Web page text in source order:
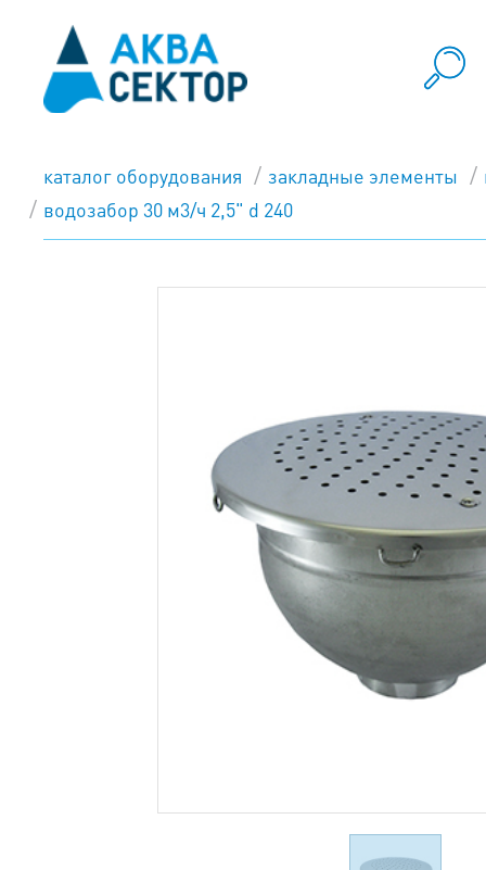
каталог оборудования закладные элементы
водозабор 30 м3/ч 2,5" d 240